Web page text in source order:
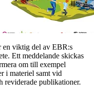
en viktig del av EBR:s
Ett meddelande skickas
om till exempel
i materiel samt vid
reviderade publikationer.